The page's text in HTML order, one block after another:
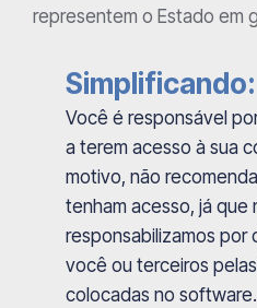
representem o Estado em
Simplificando:
Você é responsável
a terem acesso à sua
motivo, não
tenham acesso, já que
responsabilizamos por
você ou terceiros
colocadas no software.